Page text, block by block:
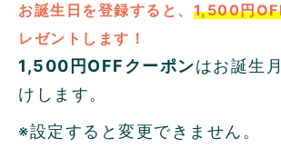
お誕生日を登録すると、 1,500円
レゼントします！
1,500円OFFクーポンはお誕生
けします。
※設定すると変更できません。